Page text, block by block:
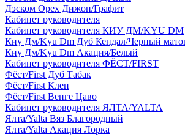
Дэском Орех Дижон/Графит
Кабинет руководителя
Кабинет руководителя КИУ ДМ/KYU DM
Киу Дм/Kyu Dm Дуб Кендал/Черный
Киу Дм/Kyu Dm Акация/Белый
Кабинет руководителя ФЁСТ/FIRST
Фёст/First Дуб Табак
Фёст/First Клен
Фёст/First Венге Цаво
Кабинет руководителя ЯЛТА/YALTA
Ялта/Yalta Вяз Благородный
Ялта/Yalta Акация Лорка